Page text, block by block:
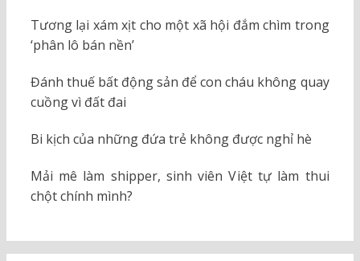
Tương lại xám xịt cho một xã hội đắm chìm trong
‘phân lô bán nền’
Đánh thuế bất động sản để con cháu không quay
cuồng vì đất đai
Bi kịch của những đứa trẻ không được nghỉ hè
Mải mê làm shipper, sinh viên Việt tự làm thui
chột chính mình?